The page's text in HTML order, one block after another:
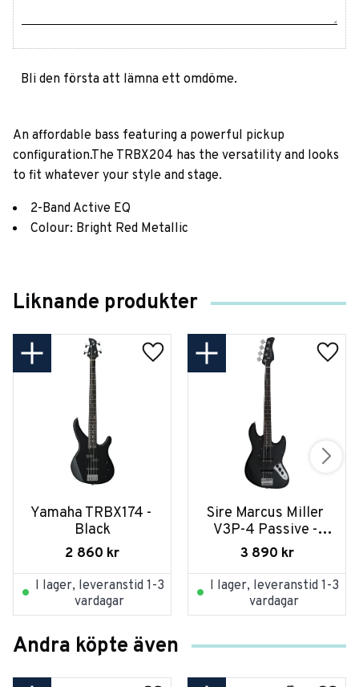
Bli den första att lämna ett omdöme.
An affordable bass featuring a powerful pickup
configuration.The TRBX204 has the versatility and looks
to fit whatever your style and stage.
2-Band Active EQ
Colour: Bright Red Metallic
Liknande produkter
Yamaha TRBX174 -
Black
2 860 kr
I lager, leveranstid 1-3
vardagar
Sire Marcus Miller
V3P-4 Passive -
Black Satin
3 890 kr
I lager, leveranstid 1-3
vardagar
Andra köpte även